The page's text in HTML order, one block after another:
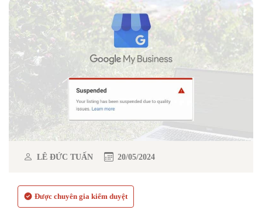
LÊ ĐỨC TUẤN 20/05/2024
Được chuyên gia kiểm duyệt